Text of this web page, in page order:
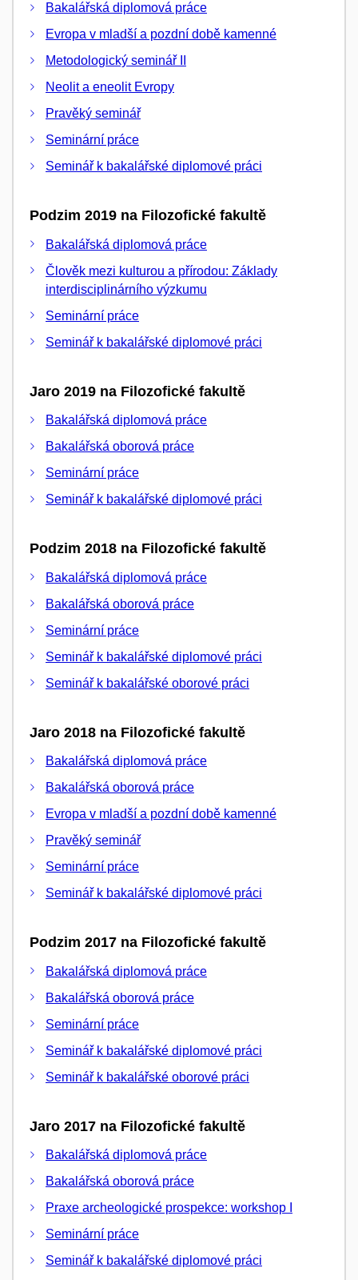
Bakalářská diplomová práce
Evropa v mladší a pozdní době kamenné
Metodologický seminář II
Neolit a eneolit Evropy
Pravěký seminář
Seminární práce
Seminář k bakalářské diplomové práci
Podzim 2019 na Filozofické fakultě
Bakalářská diplomová práce
Člověk mezi kulturou a přírodou: Základy
interdisciplinárního výzkumu
Seminární práce
Seminář k bakalářské diplomové práci
Jaro 2019 na Filozofické fakultě
Bakalářská diplomová práce
Bakalářská oborová práce
Seminární práce
Seminář k bakalářské diplomové práci
Podzim 2018 na Filozofické fakultě
Bakalářská diplomová práce
Bakalářská oborová práce
Seminární práce
Seminář k bakalářské diplomové práci
Seminář k bakalářské oborové práci
Jaro 2018 na Filozofické fakultě
Bakalářská diplomová práce
Bakalářská oborová práce
Evropa v mladší a pozdní době kamenné
Pravěký seminář
Seminární práce
Seminář k bakalářské diplomové práci
Podzim 2017 na Filozofické fakultě
Bakalářská diplomová práce
Bakalářská oborová práce
Seminární práce
Seminář k bakalářské diplomové práci
Seminář k bakalářské oborové práci
Jaro 2017 na Filozofické fakultě
Bakalářská diplomová práce
Bakalářská oborová práce
Praxe archeologické prospekce: workshop I
Seminární práce
Seminář k bakalářské diplomové práci